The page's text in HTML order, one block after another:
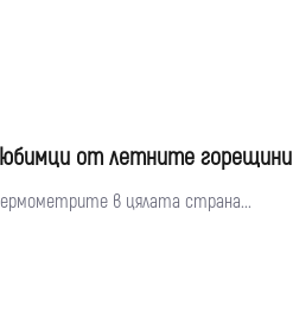
от летните горещини
в цялата страна...